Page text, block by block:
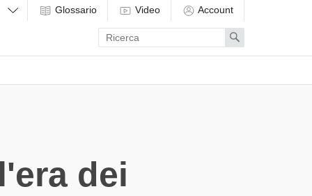
Glossario Video Account
Enter
search
term
Search
dei